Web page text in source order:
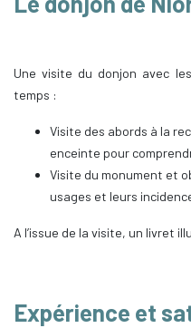
Une visite du donjon avec
temps :
Visite des abords à la
enceinte pour
Visite du monument et
usages et leurs
A l’issue de la visite, un livret
Expérience et